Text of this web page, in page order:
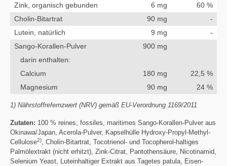
Zink, organisch gebunden
6 mg
60 %
Cholin-Bitartrat
90 mg
-
Lutein, natürlich
9 mg
-
Sango-Korallen-Pulver
900 mg
darin enthalten:
Calcium
180 mg
22,5 %
Magnesium
90 mg 24 %
1) Nährstoffrefernzwert (NRV) gemäß EU-Verordnung 1169/2011
Zutaten: 100 % reines, fossiles, maritimes Sango-Korallen-Pulver aus
Okinawa/Japan, Acerola-Pulver, Kapselhülle Hydroxy-Propyl-Methyl-
Cellulose2)
, Cholin-Bitartrat, Tocotrienol- und Tocopherol-haltiges
Palmölextrakt (nicht erhitzt), Zink-Citrat, Pantothensäure, Nicotinamid,
Selenium Yeast, Luteinhaltiger Extrakt aus Tagetes patula, Eisen-